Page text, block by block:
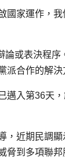
國家運作，
論或表決程
派合作的解決
邁入第36天
，近期民調
脅到多項聯邦